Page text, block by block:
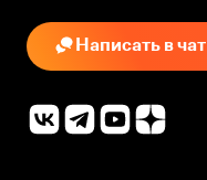
Написать в чат